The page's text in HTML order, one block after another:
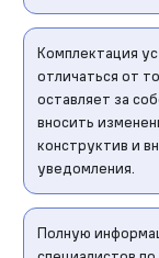
Комплектация
отличаться от
оставляет за
вносить
конструктив и
уведомления.
Полную